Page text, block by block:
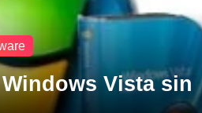
Vista sin